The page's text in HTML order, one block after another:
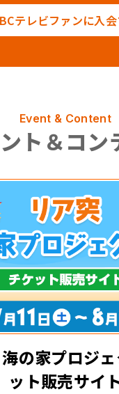
テレビファンに入会
Event & Content
ト＆コン
海の家プロジ
ット販売サイ